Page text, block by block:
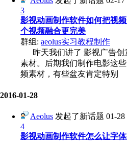
3
影视动画制作软件如何把视
个视频融合更完美
群组: aeolus实习教程制作
昨天我们讲了 影视广告创
素材。后期我们制作电影这
频素材，有些盆友肯定特别
2016-01-28
Aeolus 发起了新话题 01-28
4
影视动画制作软件怎么让字